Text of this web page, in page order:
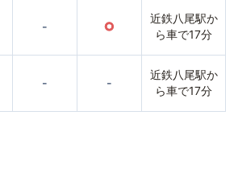
- ○
近鉄八尾駅か
ら車で17分
- -
近鉄八尾駅か
ら車で17分